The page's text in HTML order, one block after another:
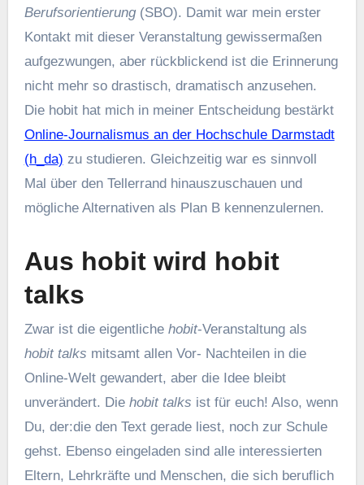
Berufsorientierung(SBO). Damit war mein erster
Kontakt mit dieser Veranstaltung gewissermaßen
aufgezwungen, aber rückblickend ist die Erinnerung
nicht mehr so drastisch, dramatisch anzusehen.
Die hobit hat mich in meiner Entscheidung bestärkt
Online-Journalismus an der Hochschule Darmstadt
(h_da) zu studieren. Gleichzeitig war es sinnvoll
Mal über den Tellerrand hinauszuschauen und
mögliche Alternativen als Plan B kennenzulernen.
Aus hobit wird hobit
talks
Zwar ist die eigentliche hobit-Veranstaltung als
hobit talks mitsamt allen Vor- Nachteilen in die
Online-Welt gewandert, aber die Idee bleibt
unverändert. Die hobit talks ist für euch! Also, wenn
Du, der:die den Text gerade liest, noch zur Schule
gehst. Ebenso eingeladen sind alle interessierten
Eltern, Lehrkräfte und Menschen, die sich beruflich